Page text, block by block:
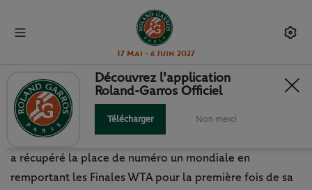
17 Mai - 6 Juin 2027
FINALES WTA : LA TORNADE IGA
Victorieuse 6/1, 6/0 contre Jessica Pegula, Iga Swiatek
a récupéré la place de numéro un mondiale en
remportant les Finales WTA pour la première fois de sa
Découvrez l'application
Roland-Garros Officiel
Télécharger Non merci